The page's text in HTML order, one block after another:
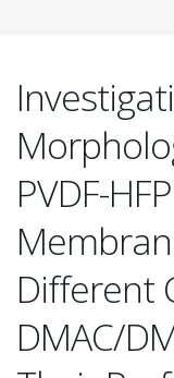
PVDF-
Different
DMAC/